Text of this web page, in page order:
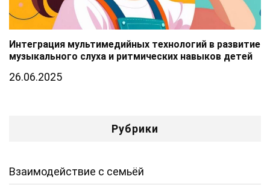
Интеграция мультимедийных технологий в развитие
музыкального слуха и ритмических навыков детей
26.06.2025
Рубрики
Взаимодействие с семьёй